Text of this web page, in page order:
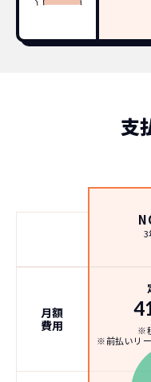
支
3
月額
費用
※
※前払いリ